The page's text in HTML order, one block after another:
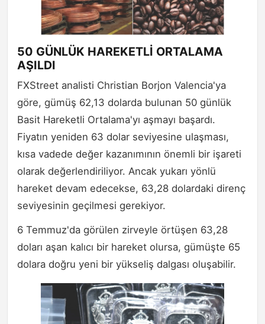
50 GÜNLÜK HAREKETLİ ORTALAMA
AŞILDI
FXStreet analisti Christian Borjon Valencia'ya
göre, gümüş 62,13 dolarda bulunan 50 günlük
Basit Hareketli Ortalama'yı aşmayı başardı.
Fiyatın yeniden 63 dolar seviyesine ulaşması,
kısa vadede değer kazanımının önemli bir işareti
olarak değerlendiriliyor. Ancak yukarı yönlü
hareket devam edecekse, 63,28 dolardaki direnç
seviyesinin geçilmesi gerekiyor.
6 Temmuz'da görülen zirveyle örtüşen 63,28
doları aşan kalıcı bir hareket olursa, gümüşte 65
dolara doğru yeni bir yükseliş dalgası oluşabilir.